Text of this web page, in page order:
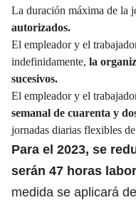
La duración máxima de la
autorizados.
El empleador y el
indefinidamente, la
sucesivos.
El empleador y el
semanal de cuarenta y
jornadas diarias flexibles
Para el 2023, se
serán 47 horas
medida se aplicará